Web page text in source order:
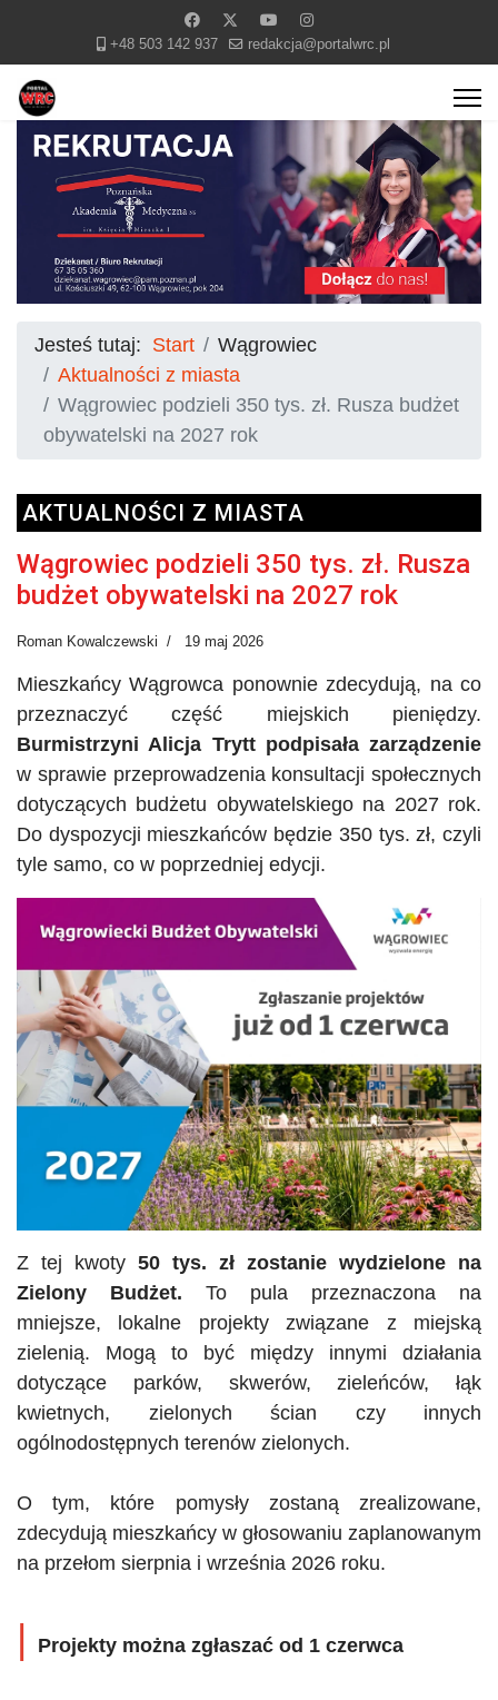
+48 503 142 937 redakcja@portalwrc.pl
Jesteś tutaj: Start
Wągrowiec
Aktualności z miasta
Wągrowiec podzieli 350 tys. zł. Rusza budżet
obywatelski na 2027 rok
AKTUALNOŚCI Z MIASTA
Wągrowiec podzieli 350 tys. zł. Rusza
budżet obywatelski na 2027 rok
Roman Kowalczewski 19 maj 2026
Mieszkańcy Wągrowca ponownie zdecydują, na co
przeznaczyć część miejskich pieniędzy.
Burmistrzyni Alicja Trytt podpisała zarządzenie
w sprawie przeprowadzenia konsultacji społecznych
dotyczących budżetu obywatelskiego na 2027 rok.
Do dyspozycji mieszkańców będzie 350 tys. zł, czyli
tyle samo, co w poprzedniej edycji.
Z tej kwoty 50 tys. zł zostanie wydzielone na
Zielony Budżet. To pula przeznaczona na
mniejsze, lokalne projekty związane z miejską
zielenią. Mogą to być między innymi działania
dotyczące parków, skwerów, zieleńców, łąk
kwietnych, zielonych ścian czy innych
ogólnodostępnych terenów zielonych.
O tym, które pomysły zostaną zrealizowane,
zdecydują mieszkańcy w głosowaniu zaplanowanym
na przełom sierpnia i września 2026 roku.
| Projekty można zgłaszać od 1 czerwca